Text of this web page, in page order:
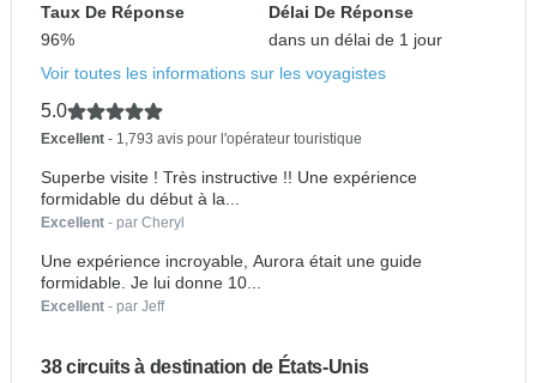
Taux De Réponse
96%
Délai De Réponse
dans un délai de 1 jour
Voir toutes les informations sur les voyagistes
5.0
Excellent - 1,793 avis pour l'opérateur touristique
Superbe visite ! Très instructive !! Une expérience
formidable du début à la...
Excellent - par Cheryl
Une expérience incroyable, Aurora était une guide
formidable. Je lui donne 10...
Excellent - par Jeff
38 circuits à destination de États-Unis